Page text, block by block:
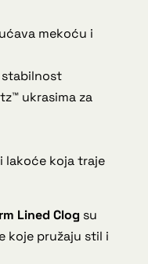
mekoću i
stabilnost
ukrasima za
lakoće koja traje
Lined Clog su
koje pružaju stil i